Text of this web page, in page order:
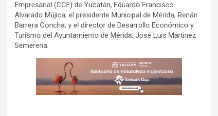
Empresarial (CCE) de Yucatán, Eduardo Francisco
Alvarado Mújica; el presidente Municipal de Mérida, Renán
Barrera Concha; y el director de Desarrollo Económico y
Turismo del Ayuntamiento de Mérida, José Luis Martinez
Semerena.